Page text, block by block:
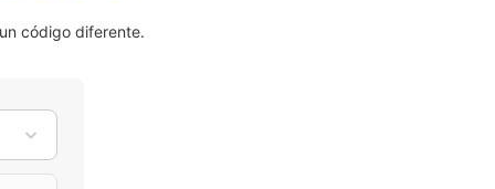
código diferente.